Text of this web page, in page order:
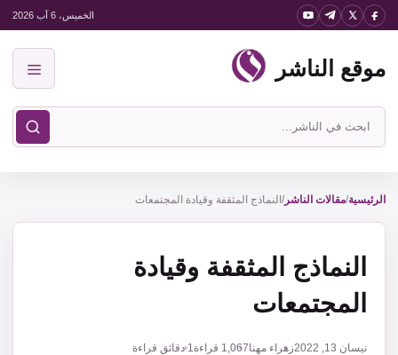
انتقل
المحتوى
الخميس، 6 آب 2026
موقع الناشر
ابحث
في
الناشر
الرئيسية/مقالات الناشر/ النماذج المثقفة وقيادة المجتمعات
النماذج المثقفة وقيادة
المجتمعات
نيسان 13, 2022 زهراء مهنا1,067 قراءة1 دقائق قراءة